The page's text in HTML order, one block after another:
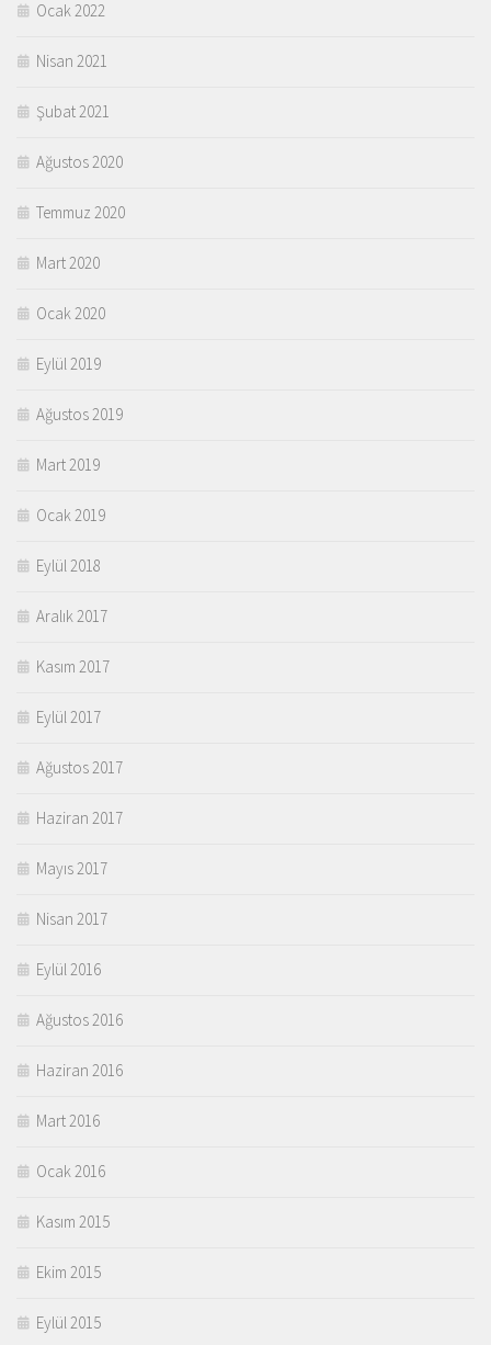
Ocak 2022
Nisan 2021
Şubat 2021
Ağustos 2020
Temmuz 2020
Mart 2020
Ocak 2020
Eylül 2019
Ağustos 2019
Mart 2019
Ocak 2019
Eylül 2018
Aralık 2017
Kasım 2017
Eylül 2017
Ağustos 2017
Haziran 2017
Mayıs 2017
Nisan 2017
Eylül 2016
Ağustos 2016
Haziran 2016
Mart 2016
Ocak 2016
Kasım 2015
Ekim 2015
Eylül 2015